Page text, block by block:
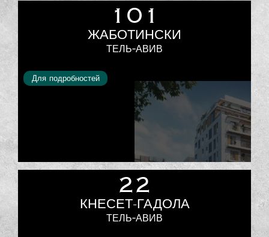
101
ЖАБОТИНСКИ
ТЕЛЬ-АВИВ
Для подробностей
22
КНЕСЕТ-ГАДОЛА
ТЕЛЬ-АВИВ